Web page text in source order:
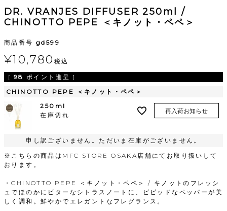
DR. VRANJES DIFFUSER 250ml /
CHINOTTO PEPE ＜キノット・ペペ＞
商品番号 gd599
¥10,780 税込
[ 98 ポイント進呈 ]
CHINOTTO PEPE ＜キノット・ペペ＞
250ml
在庫切れ
再入荷お知らせ
申し訳ございません。ただいま在庫がございません。
※こちらの商品はMFC STORE OSAKA店舗にてお取り扱いして
おります。
・CHINOTTO PEPE ＜キノット・ペペ＞ / キノットのフレッシ
ュでほのかにビターなシトラスノートに、ビビッドなペッパーが美
しく調和。鮮やかでエレガントなフレグランス。